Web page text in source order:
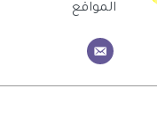
المواقع